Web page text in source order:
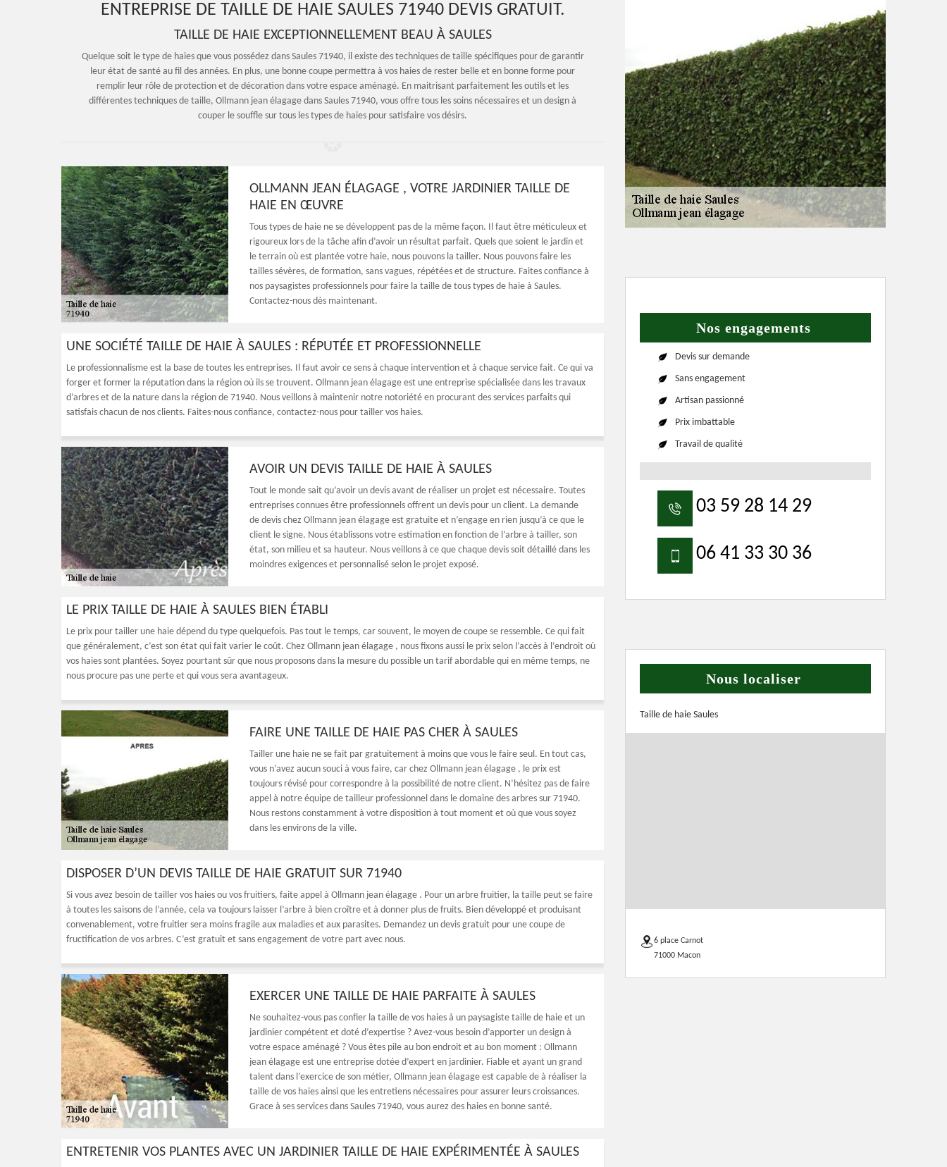
ENTREPRISE DE TAILLE DE HAIE SAULES 71940 DEVIS GRATUIT.
TAILLE DE HAIE EXCEPTIONNELLEMENT BEAU À SAULES
Quelque soit le type de haies que vous possédez dans Saules 71940, il existe des techniques de taille spécifiques pour de garantir
leur état de santé au fil des années. En plus, une bonne coupe permettra à vos haies de rester belle et en bonne forme pour
remplir leur rôle de protection et de décoration dans votre espace aménagé. En maitrisant parfaitement les outils et les
différentes techniques de taille, Ollmann jean élagage dans Saules 71940, vous offre tous les soins nécessaires et un design à
couper le souffle sur tous les types de haies pour satisfaire vos désirs.
OLLMANN JEAN ÉLAGAGE , VOTRE JARDINIER TAILLE DE
HAIE EN ŒUVRE
Tous types de haie ne se développent pas de la même façon. Il faut être méticuleux et
rigoureux lors de la tâche afin d’avoir un résultat parfait. Quels que soient le jardin et
le terrain où est plantée votre haie, nous pouvons la tailler. Nous pouvons faire les
tailles sévères, de formation, sans vagues, répétées et de structure. Faites confiance à
nos paysagistes professionnels pour faire la taille de tous types de haie à Saules.
Contactez-nous dès maintenant.
UNE SOCIÉTÉ TAILLE DE HAIE À SAULES : RÉPUTÉE ET PROFESSIONNELLE
Le professionnalisme est la base de toutes les entreprises. Il faut avoir ce sens à chaque intervention et à chaque service fait. Ce qui va
forger et former la réputation dans la région où ils se trouvent. Ollmann jean élagage est une entreprise spécialisée dans les travaux
d’arbres et de la nature dans la région de 71940. Nous veillons à maintenir notre notoriété en procurant des services parfaits qui
satisfais chacun de nos clients. Faites-nous confiance, contactez-nous pour tailler vos haies.
AVOIR UN DEVIS TAILLE DE HAIE À SAULES
Tout le monde sait qu’avoir un devis avant de réaliser un projet est nécessaire. Toutes
entreprises connues être professionnels offrent un devis pour un client. La demande
de devis chez Ollmann jean élagage est gratuite et n’engage en rien jusqu’à ce que le
client le signe. Nous établissons votre estimation en fonction de l’arbre à tailler, son
état, son milieu et sa hauteur. Nous veillons à ce que chaque devis soit détaillé dans les
moindres exigences et personnalisé selon le projet exposé.
LE PRIX TAILLE DE HAIE À SAULES BIEN ÉTABLI
Le prix pour tailler une haie dépend du type quelquefois. Pas tout le temps, car souvent, le moyen de coupe se ressemble. Ce qui fait
que généralement, c’est son état qui fait varier le coût. Chez Ollmann jean élagage , nous fixons aussi le prix selon l’accès à l’endroit où
vos haies sont plantées. Soyez pourtant sûr que nous proposons dans la mesure du possible un tarif abordable qui en même temps, ne
nous procure pas une perte et qui vous sera avantageux.
FAIRE UNE TAILLE DE HAIE PAS CHER À SAULES
Tailler une haie ne se fait par gratuitement à moins que vous le faire seul. En tout cas,
vous n’avez aucun souci à vous faire, car chez Ollmann jean élagage , le prix est
toujours révisé pour correspondre à la possibilité de notre client. N’hésitez pas de faire
appel à notre équipe de tailleur professionnel dans le domaine des arbres sur 71940.
Nous restons constamment à votre disposition à tout moment et où que vous soyez
dans les environs de la ville.
DISPOSER D’UN DEVIS TAILLE DE HAIE GRATUIT SUR 71940
Si vous avez besoin de tailler vos haies ou vos fruitiers, faite appel à Ollmann jean élagage . Pour un arbre fruitier, la taille peut se faire
à toutes les saisons de l’année, cela va toujours laisser l’arbre à bien croître et à donner plus de fruits. Bien développé et produisant
convenablement, votre fruitier sera moins fragile aux maladies et aux parasites. Demandez un devis gratuit pour une coupe de
fructification de vos arbres. C’est gratuit et sans engagement de votre part avec nous.
EXERCER UNE TAILLE DE HAIE PARFAITE À SAULES
Ne souhaitez-vous pas confier la taille de vos haies à un paysagiste taille de haie et un
jardinier compétent et doté d’expertise ? Avez-vous besoin d’apporter un design à
votre espace aménagé ? Vous êtes pile au bon endroit et au bon moment : Ollmann
jean élagage est une entreprise dotée d’expert en jardinier. Fiable et ayant un grand
talent dans l’exercice de son métier, Ollmann jean élagage est capable de à réaliser la
taille de vos haies ainsi que les entretiens nécessaires pour assurer leurs croissances.
Grace à ses services dans Saules 71940, vous aurez des haies en bonne santé.
ENTRETENIR VOS PLANTES AVEC UN JARDINIER TAILLE DE HAIE EXPÉRIMENTÉE À SAULES
Nos engagements
Devis sur demande
Sans engagement
Artisan passionné
Prix imbattable
Travail de qualité
03 59 28 14 29
06 41 33 30 36
Nous localiser
Taille de haie Saules
6 place Carnot
71000 Macon